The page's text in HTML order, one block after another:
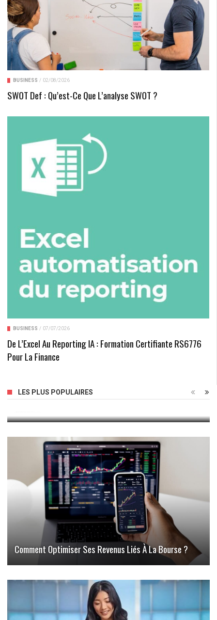
BUSINESS / 02/08/2026
SWOT Def : Qu’est-Ce Que L’analyse SWOT ?
BUSINESS / 07/07/2026
De L’Excel Au Reporting IA : Formation Certifiante RS6776
Pour La Finance
LES PLUS POPULAIRES
Les Avis Sur Le Sac De Jour : Tout Ce Que Vous Devez
Comment Optimiser Ses Revenus Liés À La Bourse ?